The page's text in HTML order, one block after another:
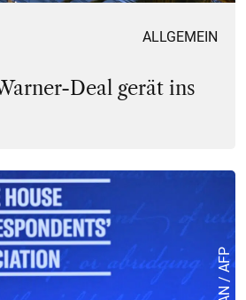
ALLGEMEIN
Deal gerät ins